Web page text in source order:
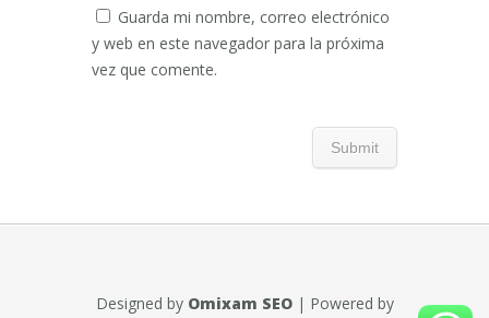
Guarda mi nombre, correo electrónico
y web en este navegador para la próxima
vez que comente.
Designed by Omixam SEO| Powered by